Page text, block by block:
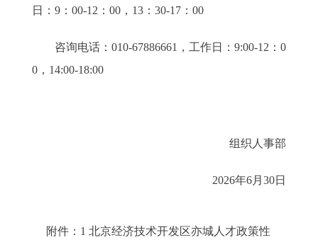
日：9：00-12：00，13：30-17：00
咨询电话：010-67886661，工作日：9:00-12：0
0，14:00-18:00
组织人事部
2026年6月30日
附件：1 北京经济技术开发区亦城人才政策性